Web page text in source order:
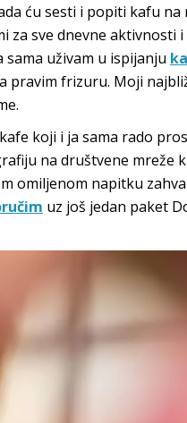
ću sesti i popiti kafu na
za sve dnevne aktivnosti i
sama uživam u ispijanju
pravim frizuru. Moji
koji i ja sama rado
na društvene mreže
omiljenom napitku
uz još jedan paket